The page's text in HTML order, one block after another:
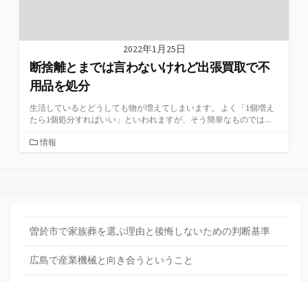
2022年1月25日
断捨離とまでは言わないけれど出張買取で不
用品を処分
生活しているとどうしても物が増えてしまいます。 よく「1個増え
たら1個処分すればいい」といわれますが、そう簡単なものでは...
カ情報
曽於市で家族葬を選ぶ理由と後悔しないための判断基準
広島で産業機械と向き合うということ